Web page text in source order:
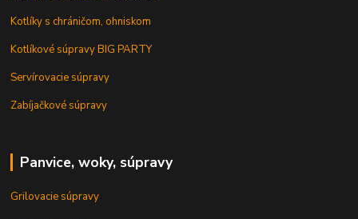
Kotlíky s chráničom, ohniskom
Kotlíkové súpravy BIG PARTY
Servírovacie súpravy
Zabíjačkové súpravy
Panvice, woky, súpravy
Grilovacie súpravy